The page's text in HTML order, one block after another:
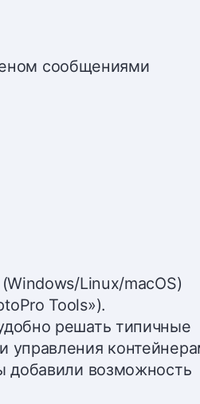
сообщениями
Linux/macOS)
Tools»).
решать типичные
управления
добавили возможность